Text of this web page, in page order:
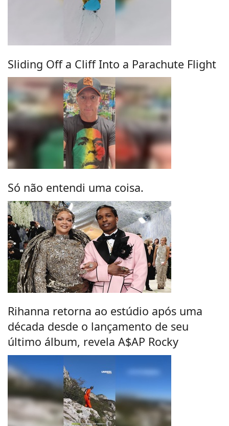
Sliding Off a Cliff Into a Parachute Flight
Só não entendi uma coisa.
Rihanna retorna ao estúdio após uma
década desde o lançamento de seu
último álbum, revela A$AP Rocky